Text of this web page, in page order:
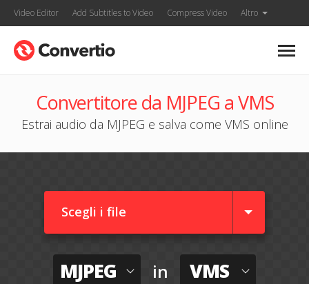
Video Editor Add Subtitles to Video Compress Video Altro
Convertitore da MJPEG a VMS
Estrai audio da MJPEG e salva come VMS online
Scegli i file
MJPEG in VMS